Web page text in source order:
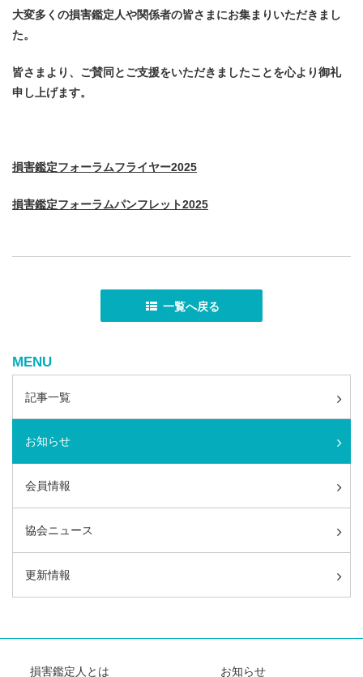
大変多くの損害鑑定人や関係者の皆さまにお集まりいただきまし
た。
皆さまより、ご賛同とご支援をいただきましたことを心より御礼
申し上げます。
損害鑑定フォーラムフライヤー2025
損害鑑定フォーラムパンフレット2025
一覧へ戻る
MENU
記事一覧
お知らせ
会員情報
協会ニュース
更新情報
損害鑑定人とは お知らせ